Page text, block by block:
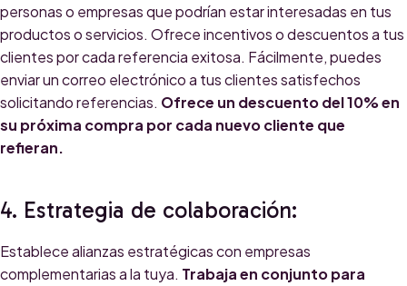
personas o empresas que podrían estar interesadas en tus
productos o servicios. Ofrece incentivos o descuentos a tus
clientes por cada referencia exitosa. Fácilmente, puedes
enviar un correo electrónico a tus clientes satisfechos
solicitando referencias. Ofrece un descuento del 10% en
su próxima compra por cada nuevo cliente que
refieran.
4. Estrategia de colaboración:
Establece alianzas estratégicas con empresas
complementarias a la tuya. Trabaja en conjunto para